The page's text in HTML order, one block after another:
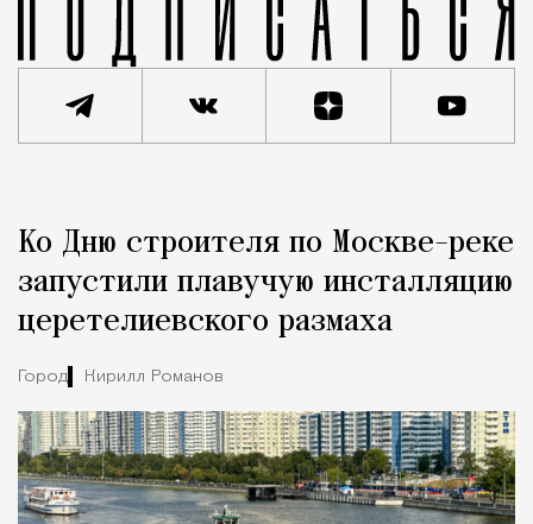
Город
Ко Дню строителя по Москве-реке
запустили плавучую инсталляцию
церетелиевского размаха
Город Кирилл Романов